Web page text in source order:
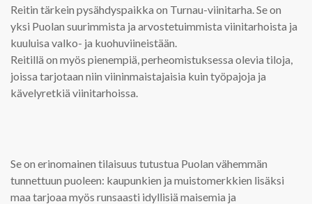
Reitin tärkein pysähdyspaikka on Turnau-viinitarha. Se on
yksi Puolan suurimmista ja arvostetuimmista viinitarhoista ja
kuuluisa valko- ja kuohuviineistään.
Reitillä on myös pienempiä, perheomistuksessa olevia tiloja,
joissa tarjotaan niin viininmaistajaisia kuin työpajoja ja
kävelyretkiä viinitarhoissa.
Se on erinomainen tilaisuus tutustua Puolan vähemmän
tunnettuun puoleen: kaupunkien ja muistomerkkien lisäksi
maa tarjoaa myös runsaasti idyllisiä maisemia ja